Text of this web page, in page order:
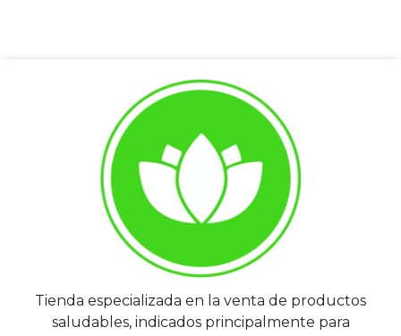
Tienda especializada en la venta de productos
saludables, indicados principalmente para